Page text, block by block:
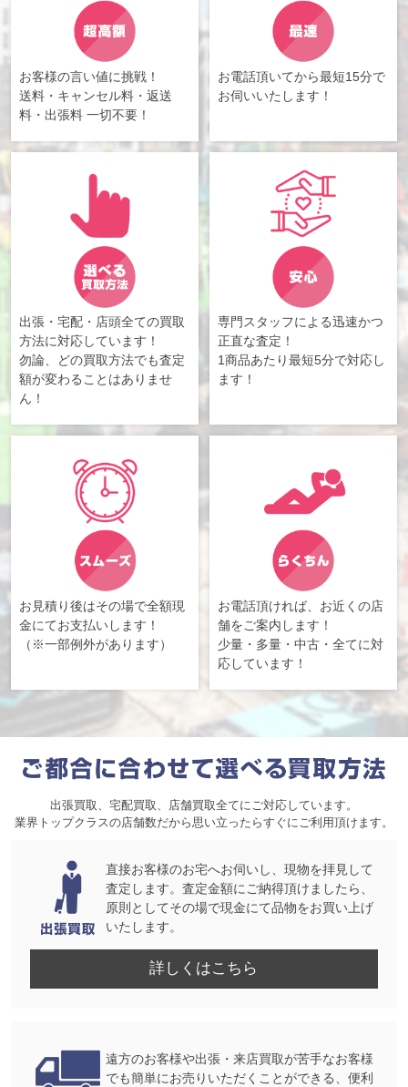
お客様の言い値に挑戦！
送料・キャンセル料・返送
料・出張料 一切不要！
お電話頂いてから最短15分で
お伺いいたします！
出張・宅配・店頭全ての買取
方法に対応しています！
勿論、どの買取方法でも査定
額が変わることはありませ
ん！
専門スタッフによる迅速かつ
正直な査定！
1商品あたり最短5分で対応し
ます！
お見積り後はその場で全額現
金にてお支払いします！
（※一部例外があります）
お電話頂ければ、お近くの店
舗をご案内します！
少量・多量・中古・全てに対
応しています！
出張買取、宅配買取、店舗買取全てにご対応しています。
業界トップクラスの店舗数だから思い立ったらすぐにご利用頂けます。
直接お客様のお宅へお伺いし、現物を拝見して
査定します。査定金額にご納得頂けましたら、
原則としてその場で現金にて品物をお買い上げ
いたします。
詳しくはこちら
遠方のお客様や出張・来店買取が苦手なお客様
でも簡単にお売りいただくことができる、便利